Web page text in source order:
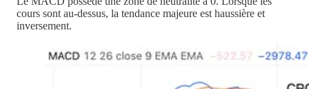
cours sont au-dessus, la tendance majeure est haussière et
inversement.